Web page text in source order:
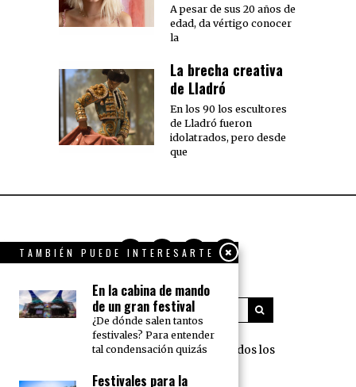
A pesar de sus 20 años de
edad, da vértigo conocer
la
La brecha creativa
de Lladró
En los 90 los escultores
de Lladró fueron
idolatrados, pero desde
que
360 Grados Press © 2018 Todos los
TAMBIÉN PUEDE INTERESARTE
En la cabina de mando
de un gran festival
¿De dónde salen tantos
festivales? Para entender
tal condensación quizás
Festivales para la